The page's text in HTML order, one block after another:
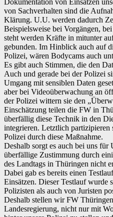
Dokumentation von Einsätzen
von Sachverhalten sind die
Klärung. U.U. werden dadurch
Beispielsweise bei Vorgängen,
steht werden Kräfte in mitunter
gebunden. Im Hinblick auch auf
Polizei, wären Bodycams auch
Es gibt auch Stimmen, die den
Auch und gerade bei der Polizei
Umgang mit sensiblen Daten
aber bei Videoüberwachung an
der Polizei wittern sie den
Einschätzung teilen die FW in
überfällig diese Technik in den
integrieren. Letztlich
Polizei durch diese Maßnahme.
Deshalb sorgt es auch bei uns für
überfällige Zustimmung durch
des Landtags in Thüringen nicht
Dabei gab es bereits einen
Einsätzen. Dieser Testlauf wurde
Polizisten als auch von Juristen
Deshalb stellen wir FW
Landesregierung, nicht nur mit